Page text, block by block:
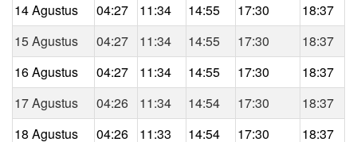
14 Agustus
04:27 11:34 14:55 17:30
18:37
15 Agustus
04:27 11:34 14:55 17:30
18:37
16 Agustus
04:27 11:34 14:55 17:30
18:37
17 Agustus
04:26 11:34 14:54 17:30
18:37
18 Agustus
04:26 11:33 14:54 17:30 18:37